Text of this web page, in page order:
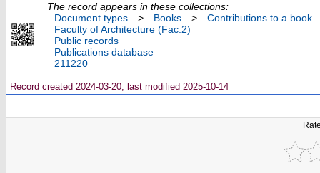
The record appears in these collections:
Document types
> Books >
Contributions to a book
Faculty of Architecture (Fac.2)
Public records
Publications database
211220
Record created 2024-03-20, last modified 2025-10-14